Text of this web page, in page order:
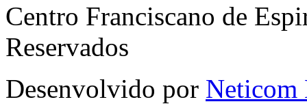
Centro Franciscano de
Reservados
Desenvolvido por Neticom